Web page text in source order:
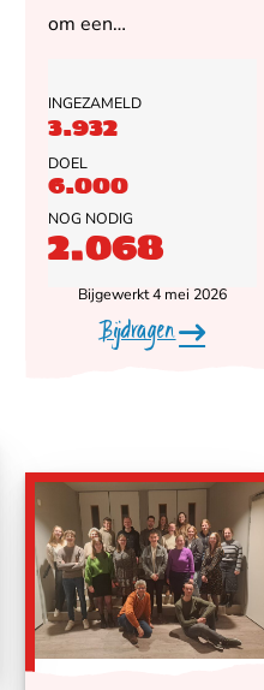
om een…
INGEZAMELD
3.932
DOEL
6.000
NOG NODIG
2.068
Bijgewerkt 4 mei 2026
Bijdragen